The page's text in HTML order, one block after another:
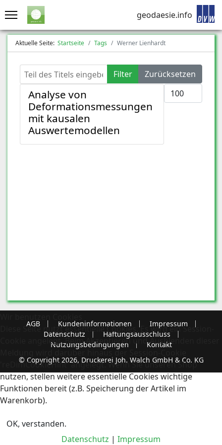
geodaesie.info
Aktuelle Seite: Startseite Tags Werner Lienhardt
Teil des Titels eingeben Filter
Zurücksetzen
Anzeige #
Analyse von
Deformationsmessungen
mit kausalen
Auswertemodellen
AGB Kundeninformationen
Impressum
Datenschutz
Haftungsausschluss
Nutzungsbedingungen
Kontakt
© Copyright 2026, Druckerei Joh. Walch GmbH & Co. KG
Diese Seite nutzt essentielle Cookies. Es wird ein Session-
Cookie angelegt. Beim Akzeptieren und Ausblenden dieser
Meldung wird darüber hinaus der Session-Cookie
'reDimCookieHint' angelegt. Wenn Sie unseren Shop
nutzen, stellen weitere essentielle Cookies wichtige
Funktionen bereit (z.B. Speicherung der Artikel im
Warenkorb).
OK, verstanden.
Datenschutz | Impressum